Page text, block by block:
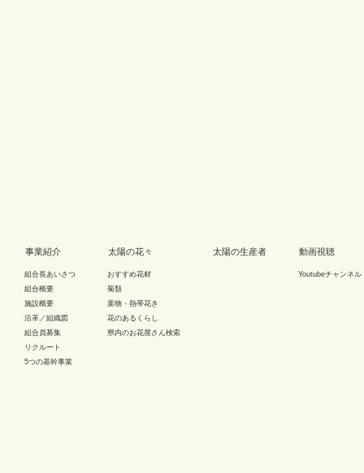
事業紹介
組合長あいさつ
組合概要
施設概要
沿革／組織図
組合員募集
リクルート
5つの基幹事業
太陽の花々
おすすめ花材
菊類
葉物・熱帯花き
花のあるくらし
県内のお花屋さん検索
太陽の生産者 動画視聴
Youtubeチャンネル